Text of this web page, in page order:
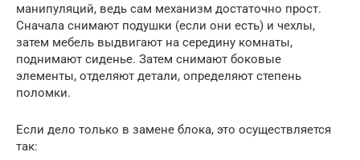
манипуляций, ведь сам механизм достаточно прост.
Сначала снимают подушки (если они есть) и чехлы,
затем мебель выдвигают на середину комнаты,
поднимают сиденье. Затем снимают боковые
элементы, отделяют детали, определяют степень
поломки.
Если дело только в замене блока, это осуществляется
так: